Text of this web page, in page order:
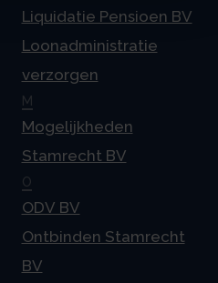
Liquidatie Pensioen BV
Loonadministratie
verzorgen
M
Mogelijkheden
Stamrecht BV
O
ODV BV
Ontbinden Stamrecht
BV